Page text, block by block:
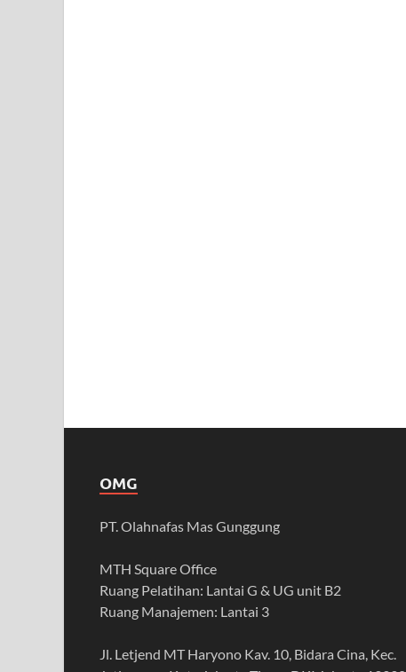
OMG
PT. Olahnafas Mas Gunggung
MTH Square Office
Ruang Pelatihan: Lantai G & UG unit B2
Ruang Manajemen: Lantai 3
Jl. Letjend MT Haryono Kav. 10, Bidara Cina, Kec.